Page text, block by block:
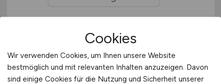
Cookies
Wir verwenden Cookies, um Ihnen unsere Website
bestmöglich und mit relevanten Inhalten anzuzeigen. Davon
sind einige Cookies für die Nutzung und Sicherheit unserer